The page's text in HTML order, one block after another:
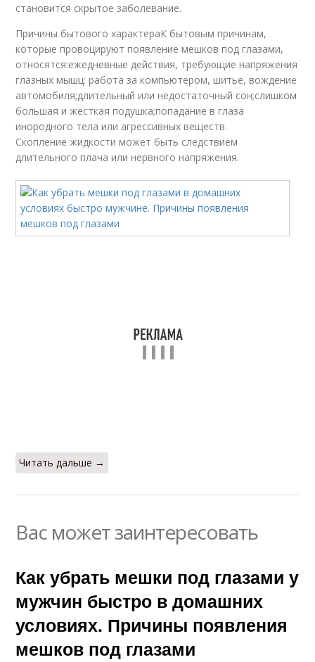
становится скрытое заболевание.
Причины бытового характераК бытовым причинам,
которые провоцируют появление мешков под глазами,
относятся:ежедневные действия, требующие напряжения
глазных мышц: работа за компьютером, шитье, вождение
автомобиля;длительный или недостаточный сон;слишком
большая и жесткая подушка;попадание в глаза
инородного тела или агрессивных веществ.
Скопление жидкости может быть следствием
длительного плача или нервного напряжения.
Читать дальше →
Вас может заинтересовать
Как убрать мешки под глазами у
мужчин быстро в домашних
условиях. Причины появления
мешков под глазами